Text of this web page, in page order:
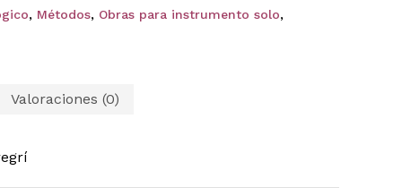
, Métodos, Obras para instrumento solo,
Valoraciones (0)